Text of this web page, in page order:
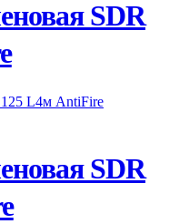
SDR
SDR